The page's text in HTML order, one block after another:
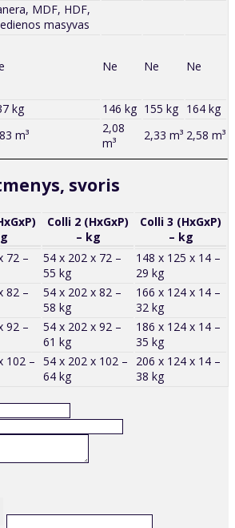
MDF, HDF,
masyvas
Ne Ne Ne
kg 146 kg 155 kg 164 kg
m³
2,08
m³
2,33 m³ 2,58 m³
svoris
Colli 2 (HxGxP)
– kg
Colli 3 (HxGxP)
– kg
72 –
54 x 202 x 72 –
55 kg
148 x 125 x 14 –
29 kg
82 –
54 x 202 x 82 –
58 kg
166 x 124 x 14 –
32 kg
92 –
54 x 202 x 92 –
61 kg
186 x 124 x 14 –
35 kg
102 – 54 x 202 x 102 –
64 kg
206 x 124 x 14 –
38 kg